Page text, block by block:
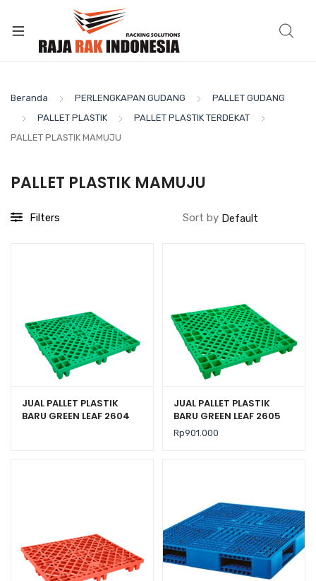
Beranda PERLENGKAPAN GUDANG
PALLET GUDANG
PALLET PLASTIK
PALLET PLASTIK TERDEKAT
PALLET PLASTIK MAMUJU
PALLET PLASTIK MAMUJU
Filters Sort by
JUAL PALLET PLASTIK
BARU GREEN LEAF 2604
JUAL PALLET PLASTIK
BARU GREEN LEAF 2605
UKURAN 120x120x14 CM
Rp901.000